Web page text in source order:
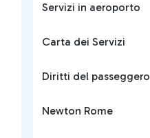
Servizi in aeroporto
Carta dei Servizi
Diritti del passeggero
Newton Rome